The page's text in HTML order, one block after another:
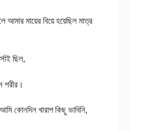
মায়ের বিয়ে হয়েছিল মাত্র
ছিল,
শরীর।
কোনদিন খারাপ কিছু ভাবিনি,